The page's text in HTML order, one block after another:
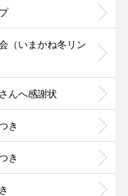
（いまかね冬リン
んへ感謝状
き
き